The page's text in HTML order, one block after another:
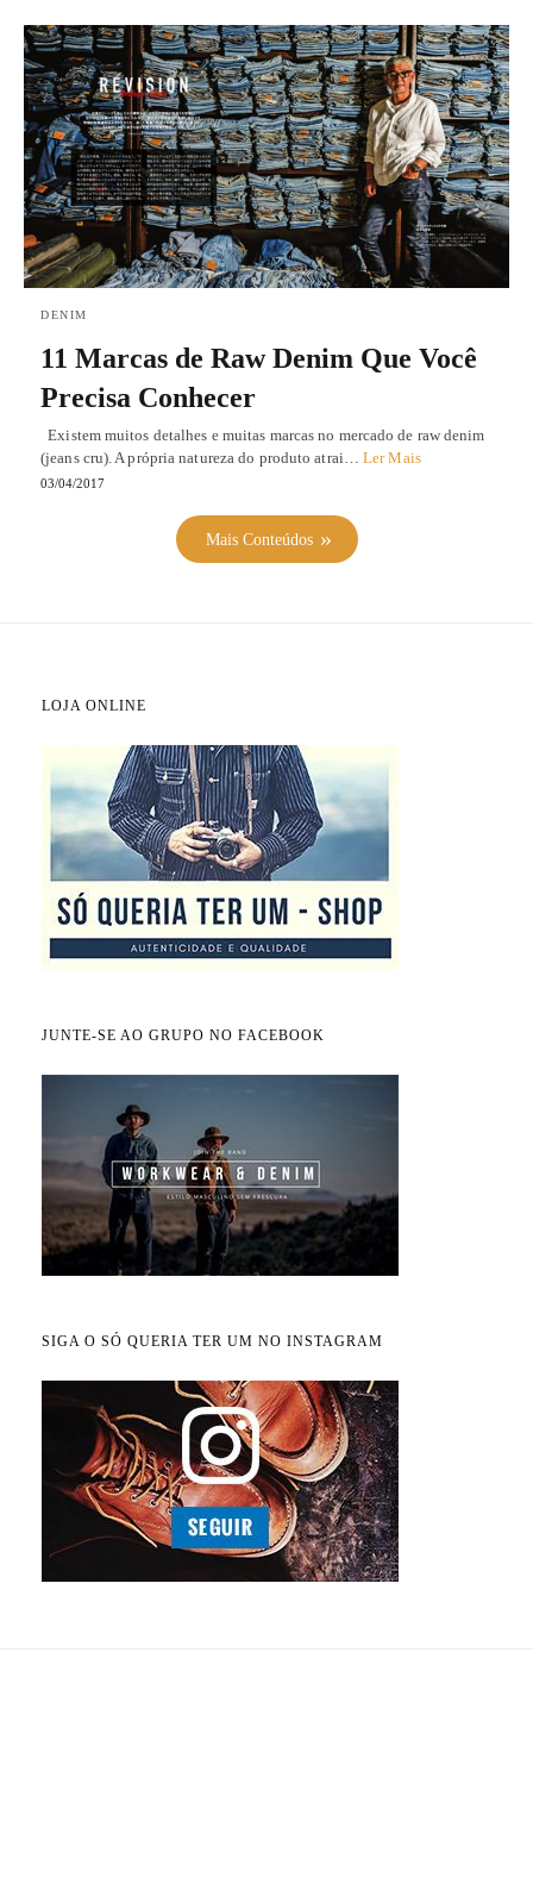
DENIM
11 Marcas de Raw Denim Que Você
Precisa Conhecer
Existem muitos detalhes e muitas marcas no mercado de raw denim
(jeans cru). A própria natureza do produto atrai…Ler Mais
03/04/2017
Mais Conteúdos
LOJA ONLINE
JUNTE-SE AO GRUPO NO FACEBOOK
SIGA O SÓ QUERIA TER UM NO INSTAGRAM